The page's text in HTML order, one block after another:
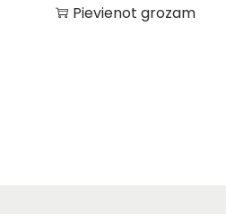
Pievienot grozam